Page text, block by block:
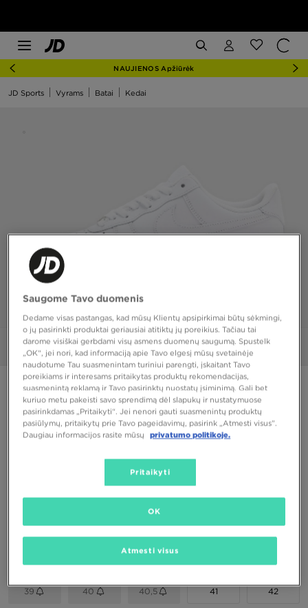
NAUJIENOS Apžiūrėk
JD Sports Vyrams Batai Kedai
Nuotraukos 360°
Speciali prekė
NIKE AIR FORCE 1 '07 LE
Pasirink dydį
39 40 40,5 41 42
Saugome Tavo duomenis
Dedame visas pastangas, kad mūsų Klientų apsipirkimai būtų sėkmingi,
o jų pasirinkti produktai geriausiai atitiktų jų poreikius. Tačiau tai
darome visiškai gerbdami visų asmens duomenų saugumą. Spustelk
„OK“, jei nori, kad informaciją apie Tavo elgesį mūsų svetainėje
naudotume Tau suasmenintam turiniui parengti, įskaitant Tavo
poreikiams ir interesams pritaikytas produktų rekomendacijas,
suasmenintą reklamą ir Tavo pasirinktų nuostatų įsiminimą. Gali bet
kuriuo metu pakeisti savo sprendimą dėl slapukų ir nustatymuose
pasirinkdamas „Pritaikyti“. Jei nenori gauti suasmenintų produktų
pasiūlymų, pritaikytų prie Tavo pageidavimų, pasirink „Atmesti visus”.
Daugiau informacijos rasite mūsų
privatumo politikoje.
Pritaikyti
Atmesti visus
OK